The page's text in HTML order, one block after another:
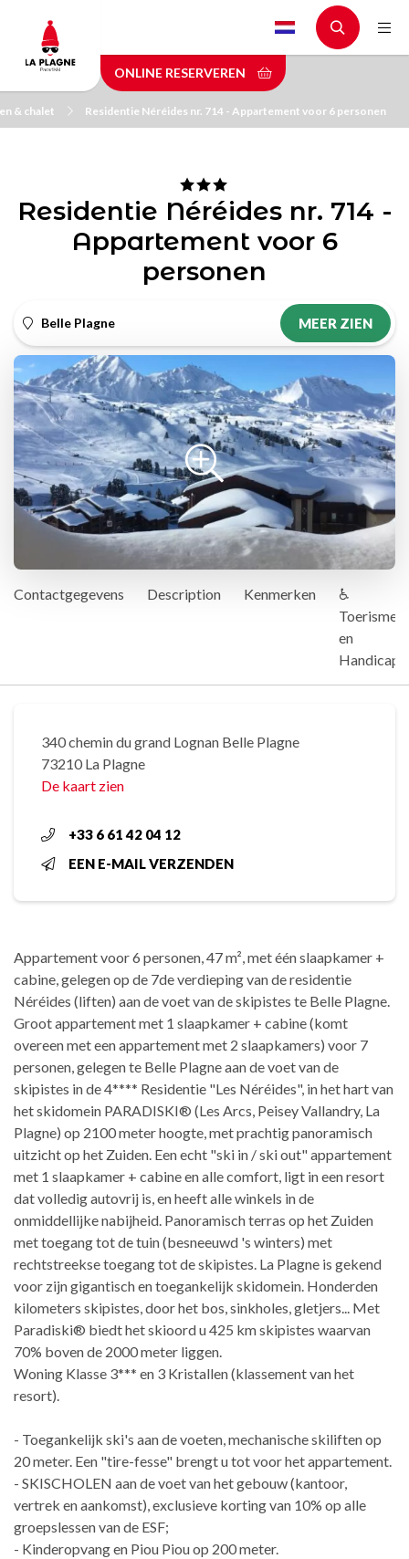
main
content
ONLINE RESERVEREN
& chalet Residentie Néréides nr. 714 - Appartement voor 6 personen
Residentie Néréides nr. 714 -
Appartement voor 6
personen
Belle Plagne MEER ZIEN
Contactgegevens Description Kenmerken
♿
Toerisme
en
Handicap
340 chemin du grand Lognan Belle Plagne
73210 La Plagne
De kaart zien
+33 6 61 42 04 12
EEN E-MAIL VERZENDEN
Appartement voor 6 personen, 47 m², met één slaapkamer +
cabine, gelegen op de 7de verdieping van de residentie
Néréides (liften) aan de voet van de skipistes te Belle Plagne.
Groot appartement met 1 slaapkamer + cabine (komt
overeen met een appartement met 2 slaapkamers) voor 7
personen, gelegen te Belle Plagne aan de voet van de
skipistes in de 4**** Residentie "Les Néréides", in het hart van
het skidomein PARADISKI® (Les Arcs, Peisey Vallandry, La
Plagne) op 2100 meter hoogte, met prachtig panoramisch
uitzicht op het Zuiden. Een echt "ski in / ski out" appartement
met 1 slaapkamer + cabine en alle comfort, ligt in een resort
dat volledig autovrij is, en heeft alle winkels in de
onmiddellijke nabijheid. Panoramisch terras op het Zuiden
met toegang tot de tuin (besneeuwd 's winters) met
rechtstreekse toegang tot de skipistes. La Plagne is gekend
voor zijn gigantisch en toegankelijk skidomein. Honderden
kilometers skipistes, door het bos, sinkholes, gletjers... Met
Paradiski® biedt het skioord u 425 km skipistes waarvan
70% boven de 2000 meter liggen.
Woning Klasse 3*** en 3 Kristallen (klassement van het
resort).
- Toegankelijk ski's aan de voeten, mechanische skiliften op
20 meter. Een "tire-fesse" brengt u tot voor het appartement.
- SKISCHOLEN aan de voet van het gebouw (kantoor,
vertrek en aankomst), exclusieve korting van 10% op alle
groepslessen van de ESF;
- Kinderopvang en Piou Piou op 200 meter.